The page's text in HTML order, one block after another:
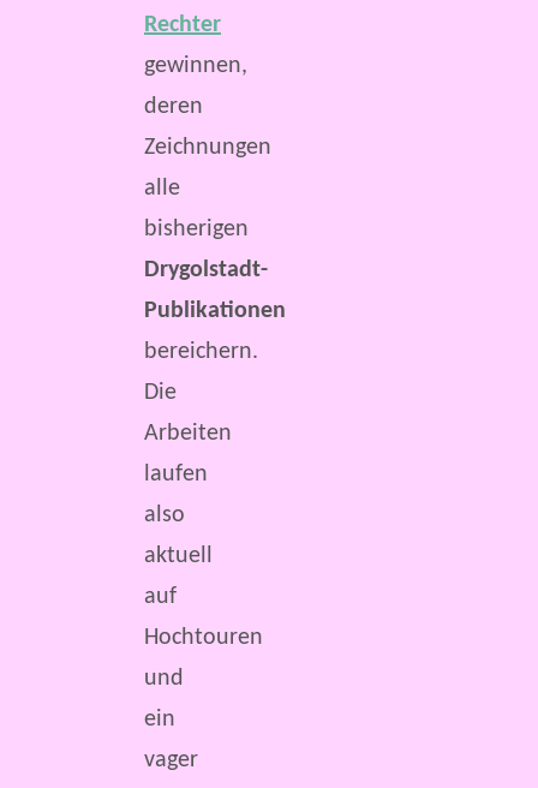
Rechter
gewinnen,
deren
Zeichnungen
alle
bisherigen
Drygolstadt-
Publikationen
bereichern.
Die
Arbeiten
laufen
also
aktuell
auf
Hochtouren
und
ein
vager